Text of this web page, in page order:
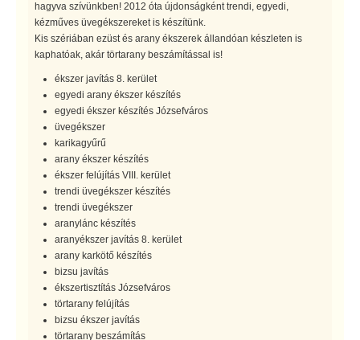
hagyva szívünkben! 2012 óta újdonságként trendi, egyedi,
kézműves üvegékszereket is készítünk.
Kis szériában ezüst és arany ékszerek állandóan készleten is
kaphatóak, akár törtarany beszámítással is!
ékszer javítás 8. kerület
egyedi arany ékszer készítés
egyedi ékszer készítés Józsefváros
üvegékszer
karikagyűrű
arany ékszer készítés
ékszer felújítás VIII. kerület
trendi üvegékszer készítés
trendi üvegékszer
aranylánc készítés
aranyékszer javítás 8. kerület
arany karkötő készítés
bizsu javítás
ékszertisztítás Józsefváros
törtarany felújítás
bizsu ékszer javítás
törtarany beszámítás